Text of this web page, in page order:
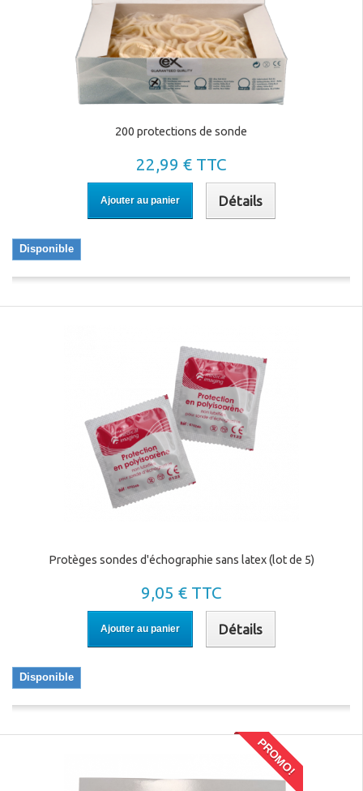
200 protections de sonde
22,99 € TTC
Ajouter au panier Détails
Disponible
Protèges sondes d'échographie sans latex (lot de 5)
9,05 € TTC
Ajouter au panier Détails
Disponible
PROMO!